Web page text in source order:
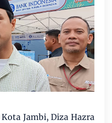
Jambi, Diza Hazra